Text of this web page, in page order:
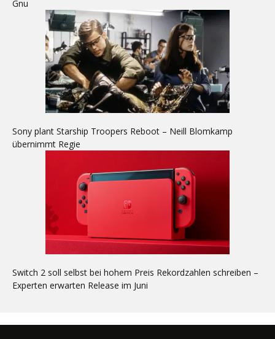
Gnu
Sony plant Starship Troopers Reboot – Neill Blomkamp
übernimmt Regie
Switch 2 soll selbst bei hohem Preis Rekordzahlen schreiben –
Experten erwarten Release im Juni